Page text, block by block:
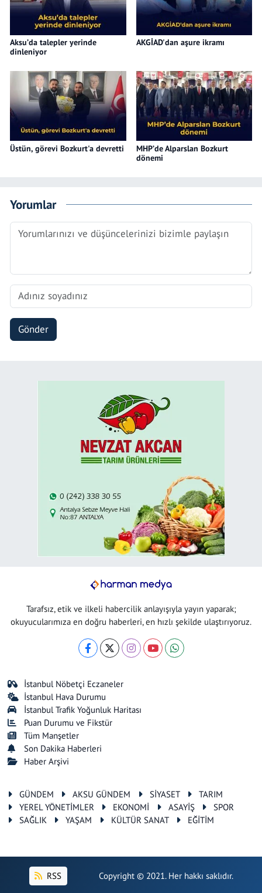
Aksu’da talepler yerinde
dinleniyor
AKGİAD'dan aşure ikramı
Üstün, görevi Bozkurt'a devretti
MHP’de Alparslan Bozkurt
dönemi
Yorumlar
Gönder
Tarafsız, etik ve ilkeli habercilik anlayışıyla yayın yaparak;
okuyucularımıza en doğru haberleri, en hızlı şekilde ulaştırıyoruz.
İstanbul Nöbetçi Eczaneler
İstanbul Hava Durumu
İstanbul Trafik Yoğunluk Haritası
Puan Durumu ve Fikstür
Tüm Manşetler
Son Dakika Haberleri
Haber Arşivi
GÜNDEM AKSU GÜNDEM SİYASET
TARIM
YEREL YÖNETİMLER
EKONOMİ ASAYİŞ
SPOR
SAĞLIK
YAŞAM KÜLTÜR SANAT EĞİTİM
RSS Copyright © 2021. Her hakkı saklıdır.